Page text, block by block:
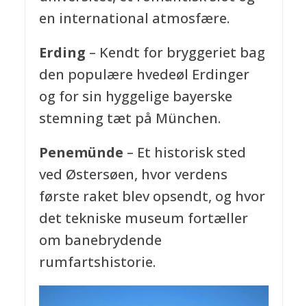
en international atmosfære.
Erding – Kendt for bryggeriet bag
den populære hvedeøl Erdinger
og for sin hyggelige bayerske
stemning tæt på München.
Penemünde – Et historisk sted
ved Østersøen, hvor verdens
første raket blev opsendt, og hvor
det tekniske museum fortæller
om banebrydende
rumfartshistorie.